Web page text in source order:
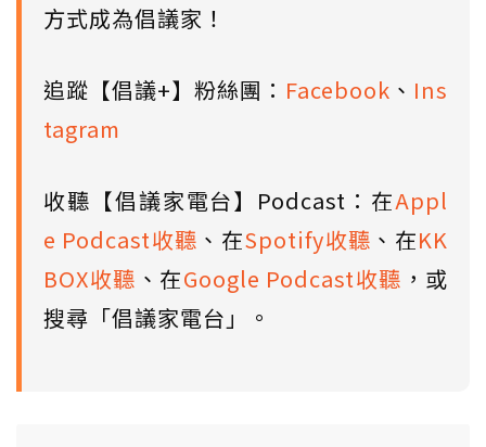
方式成為倡議家！
追蹤【倡議+】粉絲團： Facebook 、 Ins
tagram
收聽【倡議家電台】Podcast：在Appl
e Podcast收聽 、在Spotify收聽 、在KK
BOX收聽 、在Google Podcast收聽 ，或
搜尋「倡議家電台」。